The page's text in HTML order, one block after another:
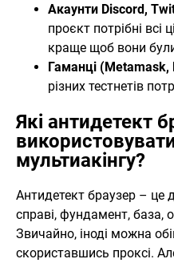
Акаунти Discord,
проєкт потрібні всі
краще щоб вони
Гаманці (Metamask,
різних тестнетів
Які антидетект
мультиакінгу?
Антидетект браузер – це
справі, фундамент, база,
Звичайно, іноді можна
скориставшись проксі.